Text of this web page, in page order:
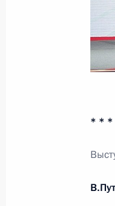
29
25
* * *